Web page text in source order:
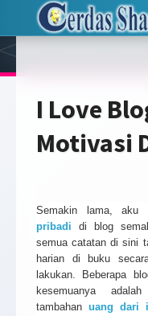
I Love
Motivasi
Semakin lama, aku
pribadi di blog
semua catatan di sini
harian di buku
lakukan. Beberapa
kesemuanya
tambahan uang dari